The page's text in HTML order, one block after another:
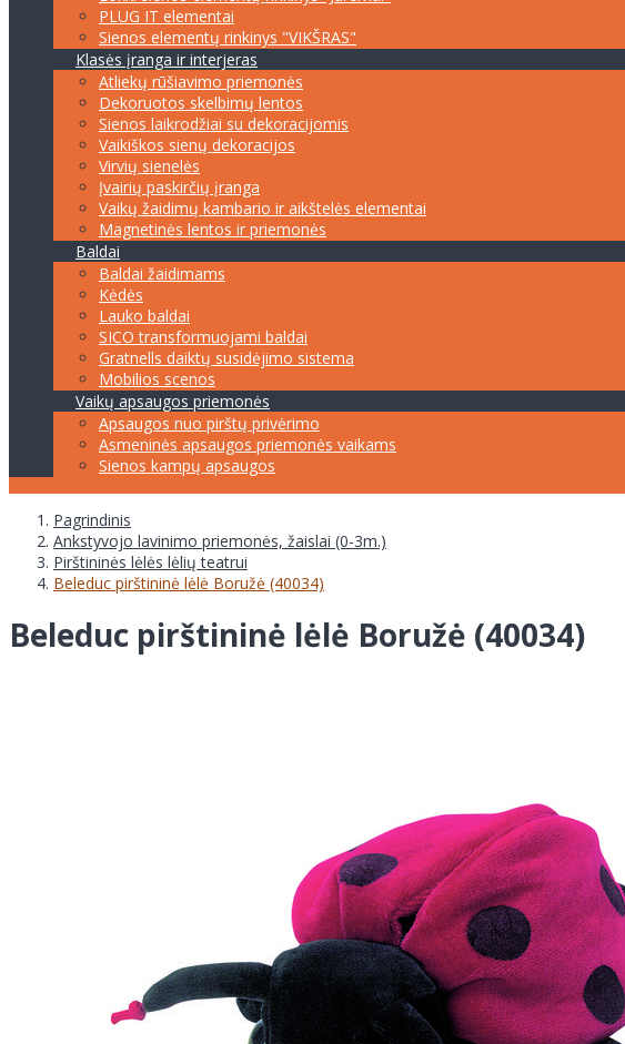
PLUG IT elementai
Sienos elementų rinkinys "VIKŠRAS"
Klasės įranga ir interjeras
Atliekų rūšiavimo priemonės
Dekoruotos skelbimų lentos
Sienos laikrodžiai su dekoracijomis
Vaikiškos sienų dekoracijos
Virvių sienelės
Įvairių paskirčių įranga
Vaikų žaidimų kambario ir aikštelės elementai
Magnetinės lentos ir priemonės
Baldai
Baldai žaidimams
Kėdės
Lauko baldai
SICO transformuojami baldai
Gratnells daiktų susidėjimo sistema
Mobilios scenos
Vaikų apsaugos priemonės
Apsaugos nuo pirštų privėrimo
Asmeninės apsaugos priemonės vaikams
Sienos kampų apsaugos
Pagrindinis
Ankstyvojo lavinimo priemonės, žaislai (0-3m.)
Pirštininės lėlės lėlių teatrui
Beleduc pirštininė lėlė Boružė (40034)
Beleduc pirštininė lėlė Boružė (40034)